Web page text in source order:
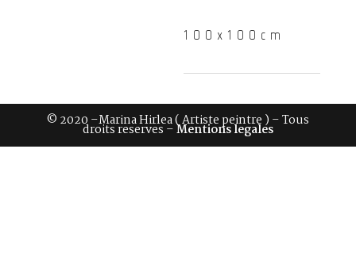
100x100cm
© 2020 –Marina Hirlea ( Artiste peintre ) – Tous
droits reserves –Mentions legales